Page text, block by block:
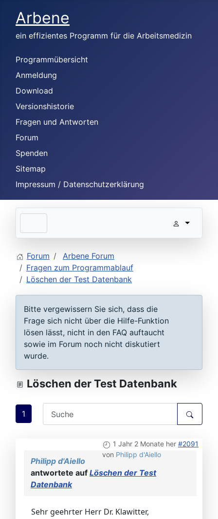
Arbene
ein effizientes Programm für die Arbeitsmedizin
Programmübersicht
Anmeldung
Download
Versionshistorie
Fragen und Antworten
Forum
Spenden
Sitemap
Impressum / Datenschutzerklärung
Forum
Arbene Forum
Fragen zum Programmablauf
Löschen der Test Datenbank
Bitte vergewissern Sie sich, dass die
Frage sich nicht über die Hilfe-Funktion
lösen lässt, nicht in den FAQ auftaucht
sowie im Forum noch nicht diskutiert
wurde.
Löschen der Test Datenbank
1
1 Jahr 2 Monate her #2091
von Philipp d'Aiello
Philipp d'Aiello
antwortete auf Löschen der Test
Datenbank
Sehr geehrter Herr Dr. Klawitter,